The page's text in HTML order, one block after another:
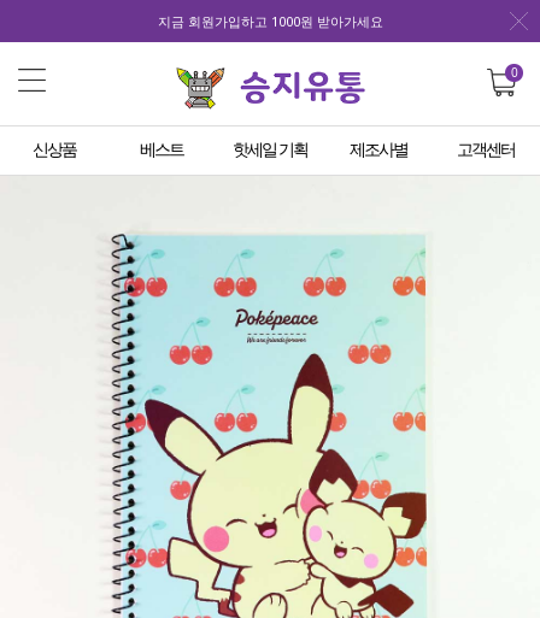
지금 회원가입하고 1000원 받아가세요
0
신상품 베스트 핫세일 기획 제조사별 고객센터